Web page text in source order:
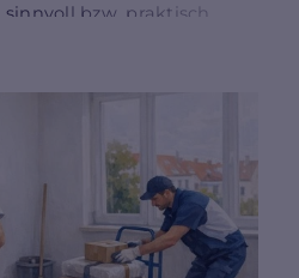
bzw. praktisch